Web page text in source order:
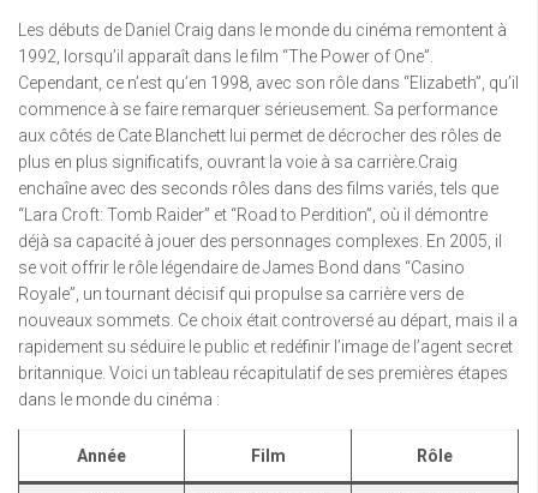
Les débuts de Daniel Craig dans le monde du cinéma remontent à
1992, lorsqu’il apparaît dans le film “The Power of One”.
Cependant, ce n’est qu’en 1998, avec son rôle dans “Elizabeth”, qu’il
commence à se faire remarquer sérieusement. Sa performance
aux côtés de Cate Blanchett lui permet de décrocher des rôles de
plus en plus significatifs, ouvrant la voie à sa carrière.Craig
enchaîne avec des seconds rôles dans des films variés, tels que
“Lara Croft: Tomb Raider” et “Road to Perdition”, où il démontre
déjà sa capacité à jouer des personnages complexes. En 2005, il
se voit offrir le rôle légendaire de James Bond dans “Casino
Royale”, un tournant décisif qui propulse sa carrière vers de
nouveaux sommets. Ce choix était controversé au départ, mais il a
rapidement su séduire le public et redéfinir l’image de l’agent secret
britannique. Voici un tableau récapitulatif de ses premières étapes
dans le monde du cinéma :
Année Film Rôle